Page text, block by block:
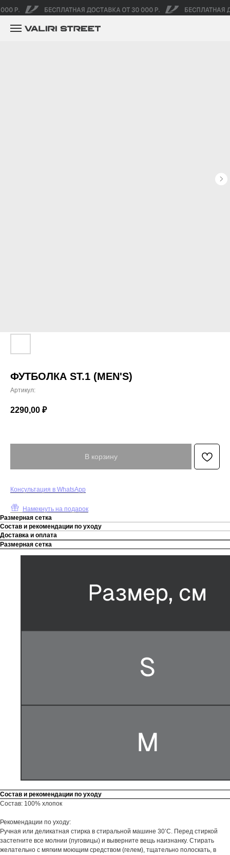
ФУТБОЛКА ST.1 (MEN'S)
Артикул:
2290,00 ₽
В корзину
Консультация в WhatsApp
Намекнуть на подарок
Размерная сетка
Состав и рекомендации по уходу
Доставка и оплата
Размерная сетка
Состав и рекомендации по уходу
Состав: 100% хлопок
Рекомендации по уходу:
Ручная или деликатная стирка в стиральной машине 30’С. Перед стиркой
застегните все молнии (пуговицы) и выверните вещь наизнанку. Стирать
желательно с мягким моющим средством (гелем), тщательно полоскать, в